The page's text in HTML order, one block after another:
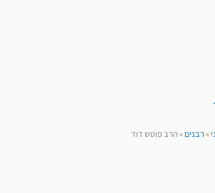
»רבנים»הרב פוטש דוד